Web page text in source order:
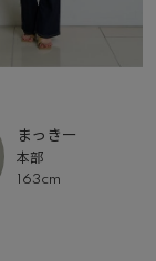
まっきー
本部
163cm